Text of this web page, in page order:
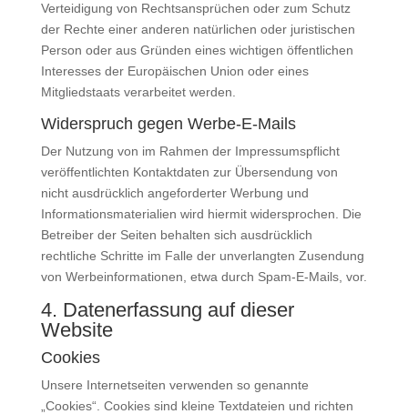
Verteidigung von Rechtsansprüchen oder zum Schutz
der Rechte einer anderen natürlichen oder juristischen
Person oder aus Gründen eines wichtigen öffentlichen
Interesses der Europäischen Union oder eines
Mitgliedstaats verarbeitet werden.
Widerspruch gegen Werbe-E-Mails
Der Nutzung von im Rahmen der Impressumspflicht
veröffentlichten Kontaktdaten zur Übersendung von
nicht ausdrücklich angeforderter Werbung und
Informationsmaterialien wird hiermit widersprochen. Die
Betreiber der Seiten behalten sich ausdrücklich
rechtliche Schritte im Falle der unverlangten Zusendung
von Werbeinformationen, etwa durch Spam-E-Mails, vor.
4. Datenerfassung auf dieser
Website
Cookies
Unsere Internetseiten verwenden so genannte
„Cookies“. Cookies sind kleine Textdateien und richten